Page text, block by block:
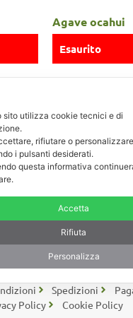
Agave ocahui
Esaurito
Carnosa & Spinosa
e cactacee – Via Teodora
P.I. 04796900985 – Tel/Fax
654261
Spedizioni
Policy
Cookie Policy
sito utilizza cookie tecnici e di
rifiutare o
i pulsanti desiderati.
questa informativa
Accetta
Rifiuta
Personalizza